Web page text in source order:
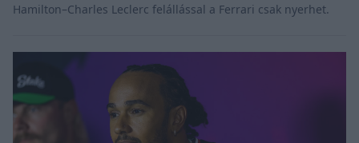
Hamilton–Charles Leclerc felállással a Ferrari csak nyerhet.